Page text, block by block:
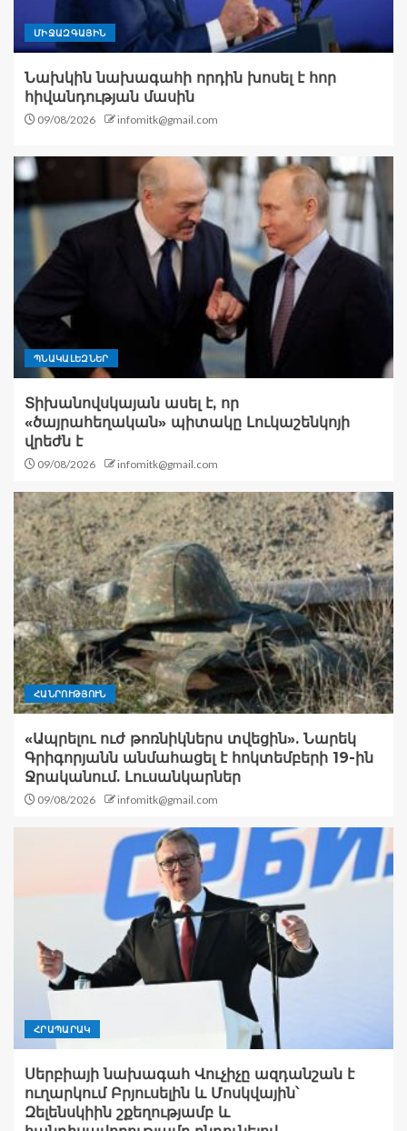
ՄԻՋԱԶԳԱՅԻՆ
Նախկին նախագահի որդին խոսել է հոր
հիվանդության մասին
09/08/2026 infomitk@gmail.com
ՊՆԱԿԱԼԵԶՆԵՐ
Տիխանովսկայան ասել է, որ
«ծայրահեղական» պիտակը Լուկաշենկոյի
վրեժն է
09/08/2026 infomitk@gmail.com
ՀԱՆՐՈՒԹՅՈՒՆ
«Ապրելու ուժ թոռնիկներս տվեցին». Նարեկ
Գրիգորյանն անմահացել է հոկտեմբերի 19-ին
Ջրականում. Լուսանկարներ
09/08/2026 infomitk@gmail.com
ՀՐԱՊԱՐԱԿ
Սերբիայի նախագահ Վուչիչը ազդանշան է
ուղարկում Բրյուսելին և Մոսկվային՝
Զելենսկիին շքեղությամբ և